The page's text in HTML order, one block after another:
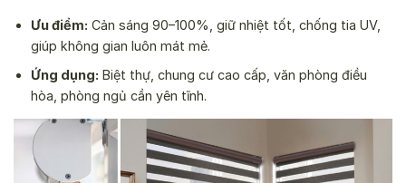
Ưu điểm: Cản sáng 90–100%, giữ nhiệt tốt, chống tia UV,
giúp không gian luôn mát mẻ.
Ứng dụng: Biệt thự, chung cư cao cấp, văn phòng điều
hòa, phòng ngủ cần yên tĩnh.